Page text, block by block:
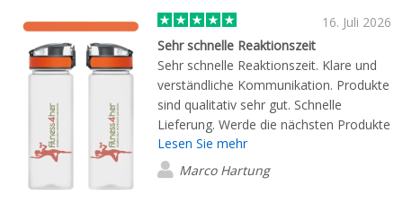
16. Juli 2026
Sehr schnelle Reaktionszeit
Sehr schnelle Reaktionszeit. Klare und
verständliche Kommunikation. Produkte
sind qualitativ sehr gut. Schnelle
Lieferung. Werde die nächsten Produkte
dort wieder kaufen.
Lesen Sie mehr
Marco Hartung